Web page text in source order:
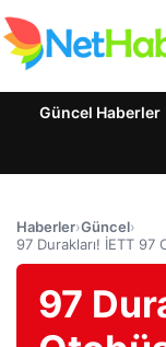
Güncel Haberler
Haberler›Güncel›
97 Durakları! İETT
97